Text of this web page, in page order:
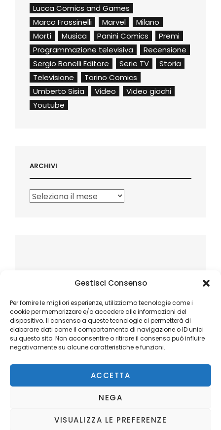
Gestisci Consenso
Per fornire le migliori esperienze, utilizziamo tecnologie come i
cookie per memorizzare e/o accedere alle informazioni del
dispositivo. Il consenso a queste tecnologie ci permetterà di
elaborare dati come il comportamento di navigazione o ID unici
su questo sito. Non acconsentire o ritirare il consenso può influire
negativamente su alcune caratteristiche e funzioni.
ACCETTA
NEGA
VISUALIZZA LE PREFERENZE
Lucca Comics and Games
Marco Frassinelli
Marvel
Milano
Morti
Musica Panini Comics
Premi
Programmazione televisiva
Recensione
Sergio Bonelli Editore
Serie TV
Storia
Televisione
Torino Comics
Umberto Sisia
Video
Video giochi
Youtube
ARCHIVI
Archivi
Copyright © 2026Ilblogger.it. All Rights Reserved.